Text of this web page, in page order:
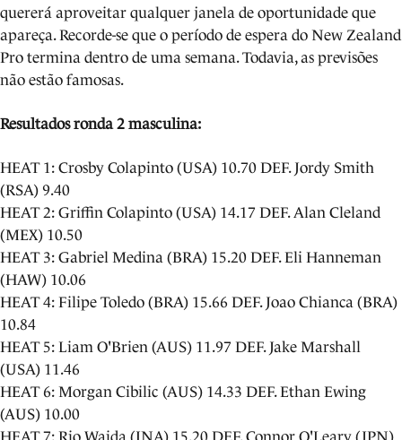
quererá aproveitar qualquer janela de oportunidade que
apareça. Recorde-se que o período de espera do New Zealand
Pro termina dentro de uma semana. Todavia, as previsões
não estão famosas.
Resultados ronda 2 masculina:
HEAT 1: Crosby Colapinto (USA) 10.70 DEF. Jordy Smith
(RSA) 9.40
HEAT 2: Griffin Colapinto (USA) 14.17 DEF. Alan Cleland
(MEX) 10.50
HEAT 3: Gabriel Medina (BRA) 15.20 DEF. Eli Hanneman
(HAW) 10.06
HEAT 4: Filipe Toledo (BRA) 15.66 DEF. Joao Chianca (BRA)
10.84
HEAT 5: Liam O'Brien (AUS) 11.97 DEF. Jake Marshall
(USA) 11.46
HEAT 6: Morgan Cibilic (AUS) 14.33 DEF. Ethan Ewing
(AUS) 10.00